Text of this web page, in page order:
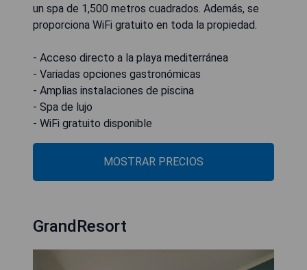
un spa de 1,500 metros cuadrados. Además, se
proporciona WiFi gratuito en toda la propiedad.
- Acceso directo a la playa mediterránea
- Variadas opciones gastronómicas
- Amplias instalaciones de piscina
- Spa de lujo
- WiFi gratuito disponible
MOSTRAR PRECIOS
GrandResort